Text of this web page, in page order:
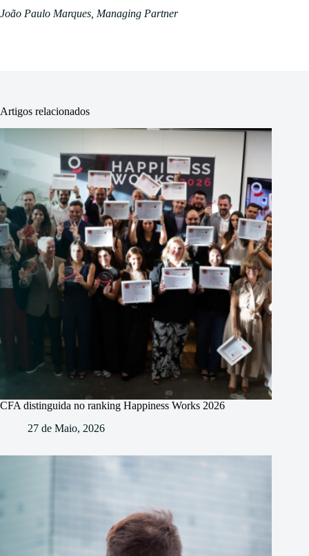
João Paulo Marques, Managing Partner
Artigos relacionados
CFA distinguida no ranking Happiness Works 2026
27 de Maio, 2026